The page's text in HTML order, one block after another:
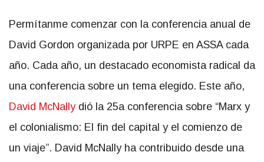
Permítanme comenzar con la conferencia anual de
David Gordon organizada por URPE en ASSA cada
año. Cada año, un destacado economista radical da
una conferencia sobre un tema elegido. Este año,
David McNally dió la 25a conferencia sobre “Marx y
el colonialismo: El fin del capital y el comienzo de
un viaje”. David McNally ha contribuido desde una